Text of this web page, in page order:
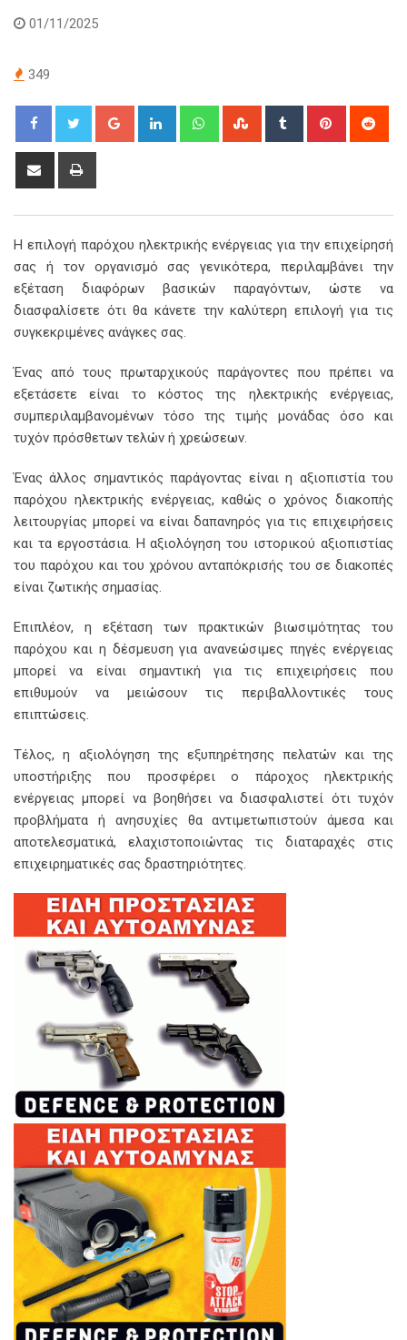
01/11/2025
349
Google+ LinkedIn WhatsappStumbleUpon
Tumblr Pinterest
Share
Η επιλογή παρόχου ηλεκτρικής ενέργειας για την επιχείρησή
σας ή τον οργανισμό σας γενικότερα, περιλαμβάνει την
εξέταση διαφόρων βασικών παραγόντων, ώστε να
διασφαλίσετε ότι θα κάνετε την καλύτερη επιλογή για τις
συγκεκριμένες ανάγκες σας.
Ένας από τους πρωταρχικούς παράγοντες που πρέπει να
εξετάσετε είναι το κόστος της ηλεκτρικής ενέργειας,
συμπεριλαμβανομένων τόσο της τιμής μονάδας όσο και
τυχόν πρόσθετων τελών ή χρεώσεων.
Ένας άλλος σημαντικός παράγοντας είναι η αξιοπιστία του
παρόχου ηλεκτρικής ενέργειας, καθώς ο χρόνος διακοπής
λειτουργίας μπορεί να είναι δαπανηρός για τις επιχειρήσεις
και τα εργοστάσια. Η αξιολόγηση του ιστορικού αξιοπιστίας
του παρόχου και του χρόνου ανταπόκρισής του σε διακοπές
είναι ζωτικής σημασίας.
Επιπλέον, η εξέταση των πρακτικών βιωσιμότητας του
παρόχου και η δέσμευση για ανανεώσιμες πηγές ενέργειας
μπορεί να είναι σημαντική για τις επιχειρήσεις που
επιθυμούν να μειώσουν τις περιβαλλοντικές τους
επιπτώσεις.
Τέλος, η αξιολόγηση της εξυπηρέτησης πελατών και της
υποστήριξης που προσφέρει ο πάροχος ηλεκτρικής
ενέργειας μπορεί να βοηθήσει να διασφαλιστεί ότι τυχόν
προβλήματα ή ανησυχίες θα αντιμετωπιστούν άμεσα και
αποτελεσματικά, ελαχιστοποιώντας τις διαταραχές στις
επιχειρηματικές σας δραστηριότητες.